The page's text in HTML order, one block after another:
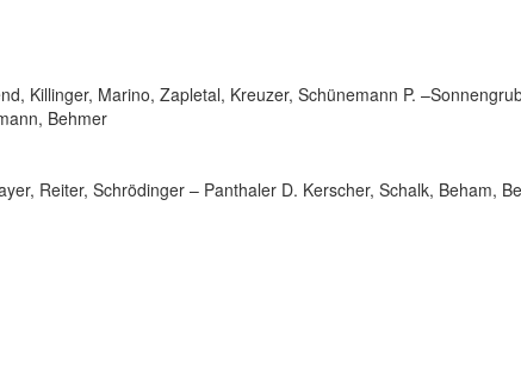
Killinger, Marino, Zapletal, Kreuzer, Schünemann P.
Behmer
Reiter, Schrödinger – Panthaler D. Kerscher, Schalk, Beham,